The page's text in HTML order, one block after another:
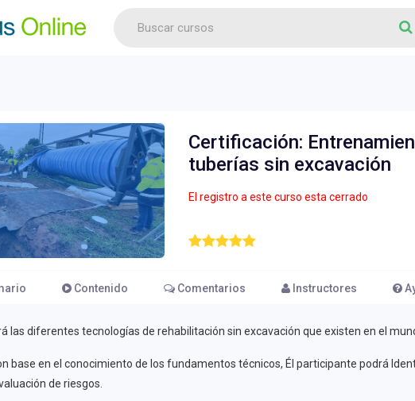
Certificación:
tuberías sin excavación
El registro a este curso esta cerrado
Contenido Comentarios Instructores
las diferentes tecnologías de rehabilitación sin excavación que existen en el
base en el conocimiento de los fundamentos técnicos, Él participante podrá
de riesgos.